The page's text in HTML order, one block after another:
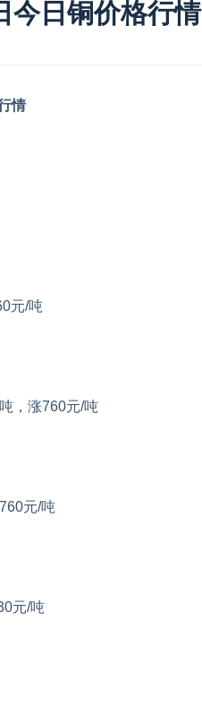
今日铜价格行情
情
元/吨
，涨760元/吨
元/吨
元/吨